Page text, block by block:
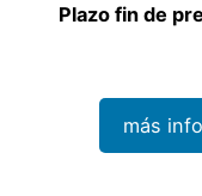
Plazo fin de
más